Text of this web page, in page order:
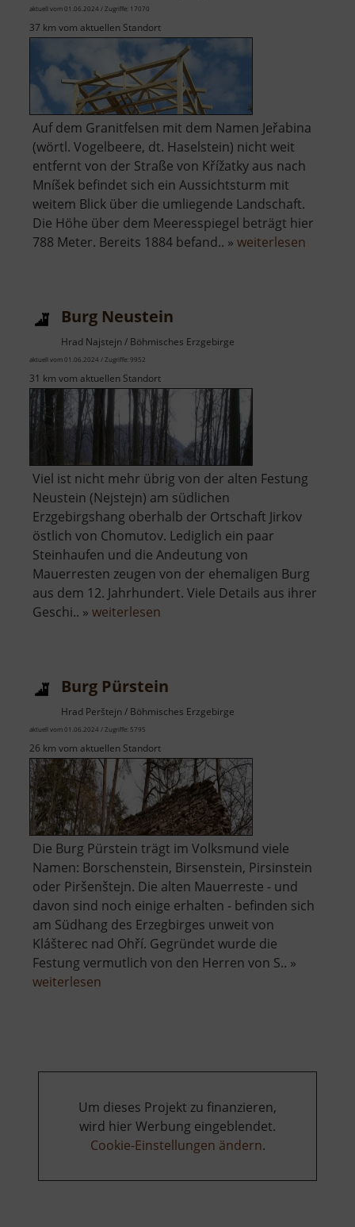
aktuell vom 01.06.2024 / Zugriffe: 17070
37 km vom aktuellen Standort
Auf dem Granitfelsen mit dem Namen Jeřabina
(wörtl. Vogelbeere, dt. Haselstein) nicht weit
entfernt von der Straße von Křížatky aus nach
Mníšek befindet sich ein Aussichtsturm mit
weitem Blick über die umliegende Landschaft.
Die Höhe über dem Meeresspiegel beträgt hier
788 Meter. Bereits 1884 befand.. » weiterlesen
Burg Neustein
Hrad Najstejn / Böhmisches Erzgebirge
aktuell vom 01.06.2024 / Zugriffe: 9952
31 km vom aktuellen Standort
Viel ist nicht mehr übrig von der alten Festung
Neustein (Nejstejn) am südlichen
Erzgebirgshang oberhalb der Ortschaft Jirkov
östlich von Chomutov. Lediglich ein paar
Steinhaufen und die Andeutung von
Mauerresten zeugen von der ehemaligen Burg
aus dem 12. Jahrhundert. Viele Details aus ihrer
Geschi.. » weiterlesen
Burg Pürstein
Hrad Perštejn / Böhmisches Erzgebirge
aktuell vom 01.06.2024 / Zugriffe: 5795
26 km vom aktuellen Standort
Die Burg Pürstein trägt im Volksmund viele
Namen: Borschenstein, Birsenstein, Pirsinstein
oder Piršenštejn. Die alten Mauerreste - und
davon sind noch einige erhalten - befinden sich
am Südhang des Erzegbirges unweit von
Klášterec nad Ohří. Gegründet wurde die
Festung vermutlich von den Herren von S.. »
weiterlesen
Um dieses Projekt zu finanzieren,
wird hier Werbung eingeblendet.
Cookie-Einstellungen ändern.